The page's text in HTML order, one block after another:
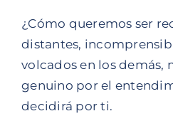
¿Cómo queremos ser
distantes,
volcados en los demás,
genuino por el
decidirá por ti.